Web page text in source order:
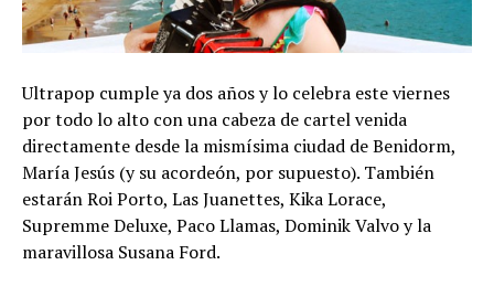
Ultrapop cumple ya dos años y lo celebra este viernes
por todo lo alto con una cabeza de cartel venida
directamente desde la mismísima ciudad de Benidorm,
María Jesús (y su acordeón, por supuesto). También
estarán Roi Porto, Las Juanettes, Kika Lorace,
Supremme Deluxe, Paco Llamas, Dominik Valvo y la
maravillosa Susana Ford.